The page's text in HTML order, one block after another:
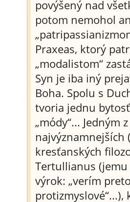
povýšený nad
potom nemohol
Praxeas, ktorý
„modalistom“
Syn je iba iný
Boha. Spolu s
tvoria jednu
„módy“... Jedným z
najvýznamnejších
kresťanských
Tertullianus
výrok: „verím
protizmyslové“...),